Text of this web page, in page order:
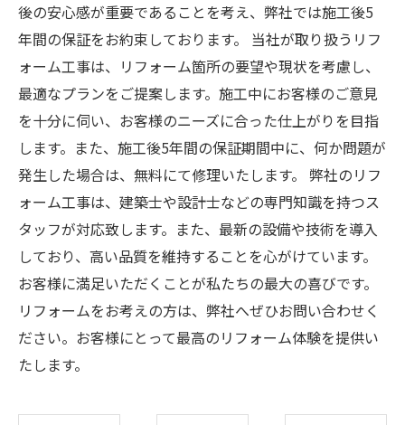
後の安心感が重要であることを考え、弊社では施工後5
年間の保証をお約束しております。 当社が取り扱うリフ
ォーム工事は、リフォーム箇所の要望や現状を考慮し、
最適なプランをご提案します。施工中にお客様のご意見
を十分に伺い、お客様のニーズに合った仕上がりを目指
します。また、施工後5年間の保証期間中に、何か問題が
発生した場合は、無料にて修理いたします。 弊社のリフ
ォーム工事は、建築士や設計士などの専門知識を持つス
タッフが対応致します。また、最新の設備や技術を導入
しており、高い品質を維持することを心がけています。
お客様に満足いただくことが私たちの最大の喜びです。
リフォームをお考えの方は、弊社へぜひお問い合わせく
ださい。お客様にとって最高のリフォーム体験を提供い
たします。